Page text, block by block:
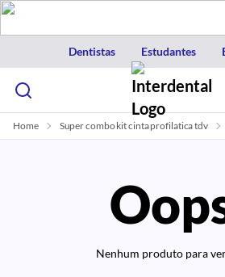
Dentistas Estudantes
Home Super combo kit cinta profilatica tdv
Nenhum produto para